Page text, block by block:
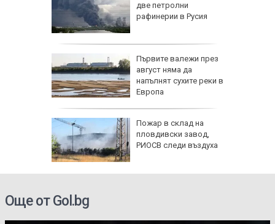
две петролни
рафинерии в Русия
Първите валежи през
август няма да
напълнят сухите реки в
Европа
Пожар в склад на
пловдивски завод,
РИОСВ следи въздуха
Още от Gol.bg